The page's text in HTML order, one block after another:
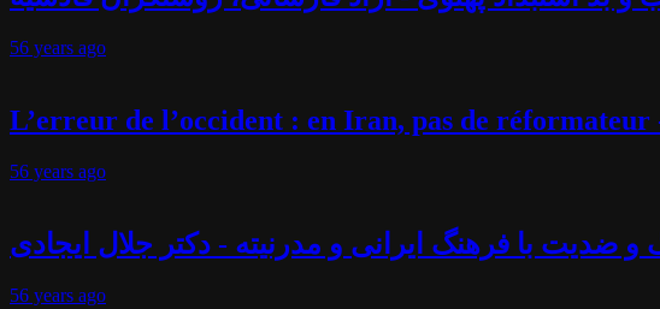
56 years ago
L’erreur de l’occident : en Iran, pas de
56 years ago
ضدیت با فرهنگ ایرانی و مدرنیته - دکتر جلال ایجادی
56 years ago